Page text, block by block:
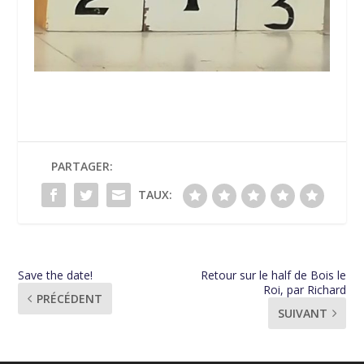
PARTAGER:
TAUX:
Save the date!
PRÉCÉDENT
Retour sur le half de Bois le
Roi, par Richard
SUIVANT